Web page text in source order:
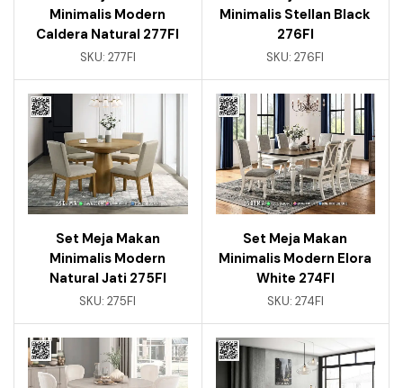
Minimalis Modern
Caldera Natural 277FI
SKU: 277FI
Minimalis Stellan Black
276FI
SKU:276FI
Set Meja Makan
Minimalis Modern
Natural Jati 275FI
SKU:275FI
Set Meja Makan
Minimalis Modern Elora
White 274FI
SKU: 274FI